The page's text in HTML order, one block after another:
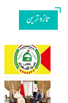
تازه ترین